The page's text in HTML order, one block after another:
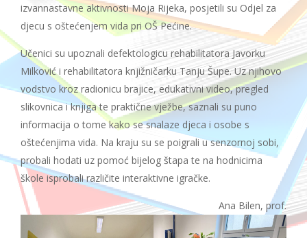
izvannastavne aktivnosti Moja Rijeka, posjetili su Odjel za
djecu s oštećenjem vida pri OŠ Pećine.
Učenici su upoznali defektologicu rehabilitatora Javorku
Milković i rehabilitatora knjižničarku Tanju Šupe. Uz njihovo
vodstvo kroz radionicu brajice, edukativni video, pregled
slikovnica i knjiga te praktične vježbe, saznali su puno
informacija o tome kako se snalaze djeca i osobe s
oštećenjima vida. Na kraju su se poigrali u senzornoj sobi,
probali hodati uz pomoć bijelog štapa te na hodnicima
škole isprobali različite interaktivne igračke.
Ana Bilen, prof.